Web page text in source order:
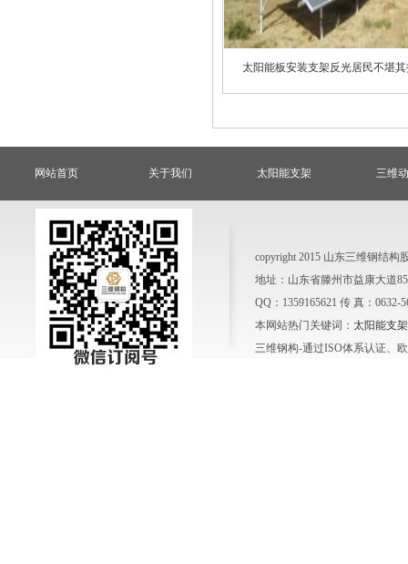
太阳能板安装支架反光居民不堪
网站首页 关于我们 太阳能支架 三维
copyright 2015 山东三维钢结构
地址：山东省滕州市益康大道
QQ：1359165621 传 真：0632-
本网站热门关键词： 太阳能支架
三维钢构-通过ISO体系认证、